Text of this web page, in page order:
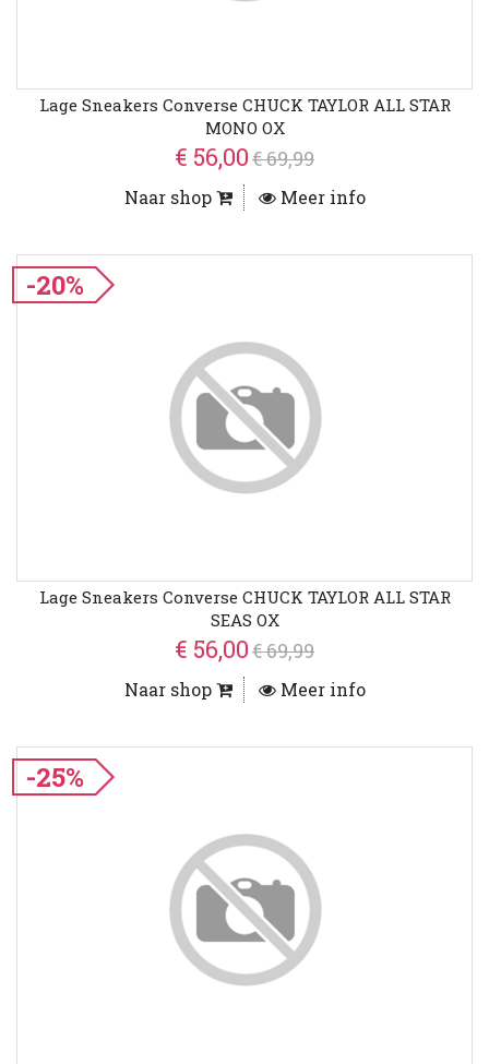
Lage Sneakers Converse CHUCK TAYLOR ALL STAR
MONO OX
€ 56,00€ 69,99
Naar shop Meer info
-20%
Lage Sneakers Converse CHUCK TAYLOR ALL STAR
SEAS OX
€ 56,00€ 69,99
Naar shop Meer info
-25%